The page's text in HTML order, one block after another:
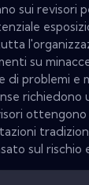
sui revisori
su
di problemi e
richiedono
ottengono
sul rischio